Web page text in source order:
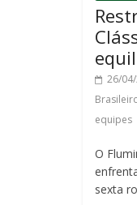
26/
equipes
O
sexta